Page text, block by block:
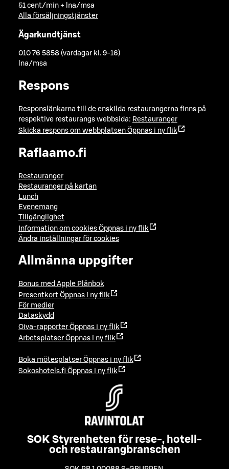
51 cent/min + lna/msa
Alla försäljningstjänster
Ägarkundtjänst
010 76 5858 (vardagar kl. 9-16)
lna/msa
Respons
Responslänkarna till de enskilda restaurangerna finns på
respektive restaurangs webbsida: Restauranger
Skicka respons om webbplatsen Öppnas i ny flik
Raflaamo.fi
Restauranger
Restauranger på kartan
Lunch
Evenemang
Tillgänglighet
Information om cookies Öppnas i ny flik
Ändra inställningar för cookies
Allmänna uppgifter
Bonus med Apple Plånbok
Presentkort Öppnas i ny flik
För medier
Dataskydd
Oiva-rapporter Öppnas i ny flik
Arbetsplatser Öppnas i ny flik
Boka mötesplatser Öppnas i ny flik
Sokoshotels.fi Öppnas i ny flik
SOK Styrenheten för rese-, hotell-
och restaurangbranschen